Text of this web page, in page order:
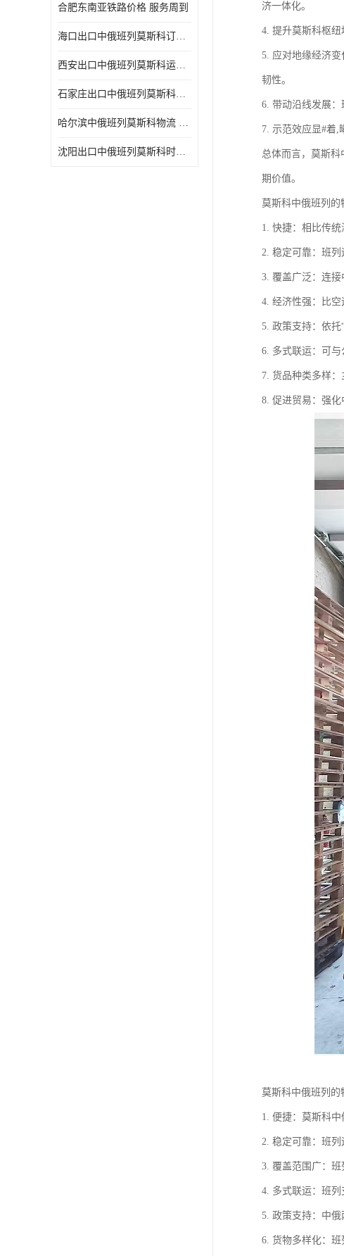
合肥东南亚铁路价格 服务周到
海口出口中俄班列莫斯科订舱 可选择面广
西安出口中俄班列莫斯科运输 专线往返
石家庄出口中俄班列莫斯科班列 一站式服务
哈尔滨中俄班列莫斯科物流 快速到达
沈阳出口中俄班列莫斯科时间 方便快捷可靠性好
济一体化。
4. 提升莫斯科枢
5. 应对地缘经济
韧性。
6. 带动沿线发展
7. 示范效应显#着,
总体而言，莫斯
期价值。
莫斯科中俄班列的
1. 快捷：相比传
2. 稳定可靠：班列
3. 覆盖广泛：连
4. 经济性强：比空
5. 政策支持：依托
6. 多式联运：可与
7. 货品种类多样
8. 促进贸易：强化
莫斯科中俄班列的
1. 便捷：莫斯科
2. 稳定可靠：班列
3. 覆盖范围广：
4. 多式联运：班列
5. 政策支持：中俄
6. 货物多样化：